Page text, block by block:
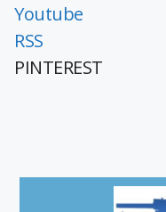
Youtube
RSS
PINTEREST